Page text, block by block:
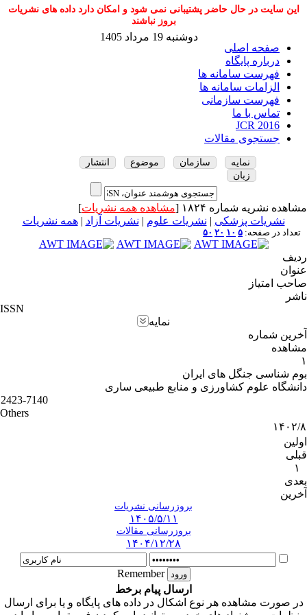
این سایت در حال حاضر پشتیبانی نمی شود و امکان دارد داده های نشریات
بروز نباشند
صفحه اصلی
درباره پایگاه
فهرست سامانه ها
الزامات سامانه ها
فهرست سازمانی
تماس با ما
JCR 2016
جستجوی مقالات
دوشنبه 19 مرداد 1405
نمایه سازمان موضوع
انتشار
زبان
مشاهده نشریه شماره ۱۸۲۴ [ مشاهده همه نشریات]
نشریات پزشکی | نشریات علوم | نشریات آزاد |همه نشریات
تعداد در صفحه: ۵ ۱۰ ۲۰ ۵۰
ردیف
عنوان
صاحب امتیاز
ناشر
ISSN
نمایه
آخرین شماره
مشاهده
۱
بوم شناسی جنگل های ایران
دانشگاه علوم کشاورزی و منابع طبیعی ساری
2423-7140
Others
۱۴۰۲/۸
اولین
قبلی
۱
بعدی
آخرین
بروزرسانی نشریات
۱۴۰۵/۵/۱۱
بروزرسانی مقالات
۱۴۰۴/۱۲/۲۸
Remember
ارسال پیام برخط
در صورت مشاهده هر نوع اشکال در داده های پایگاه و یا برای ارسال